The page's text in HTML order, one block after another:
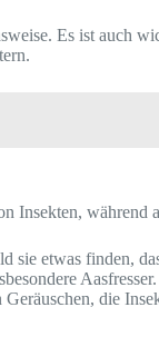
Es ist auch
während
etwas finden,
Aasfresser.
die